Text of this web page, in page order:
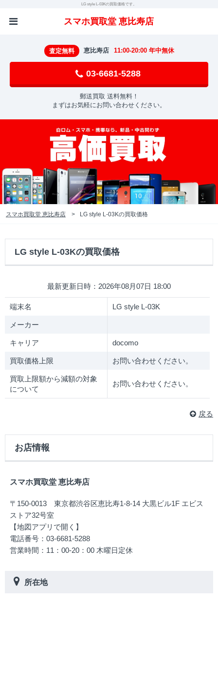
LG style L-03Kの買取価格です。
スマホ買取堂 恵比寿店
査定無料 恵比寿店 11:00-20:00 年中無休
03-6681-5288
郵送買取 送料無料！
まずはお気軽にお問い合わせください。
スマホ買取堂 恵比寿店 LG style L-03Kの買取価格
LG style L-03Kの買取価格
最新更新日時：2026年08月07日 18:00
端末名 LG style L-03K
メーカー
キャリア docomo
買取価格上限 お問い合わせください。
買取上限額から減額の対象
について
お問い合わせください。
戻る
お店情報
スマホ買取堂 恵比寿店
〒150-0013 東京都渋谷区恵比寿1-8-14 大黒ビル1F エビス
ストア32号室
【地図アプリで開く】
電話番号：03-6681-5288
営業時間：11：00-20：00 木曜日定休
所在地